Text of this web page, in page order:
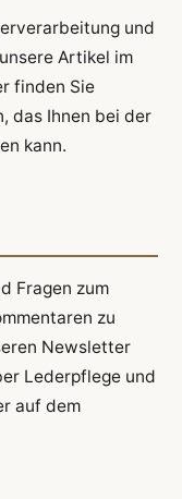
und
Artikel im
finden Sie
das Ihnen bei der
kann.
Fragen zum
zu
Newsletter
Lederpflege und
auf dem